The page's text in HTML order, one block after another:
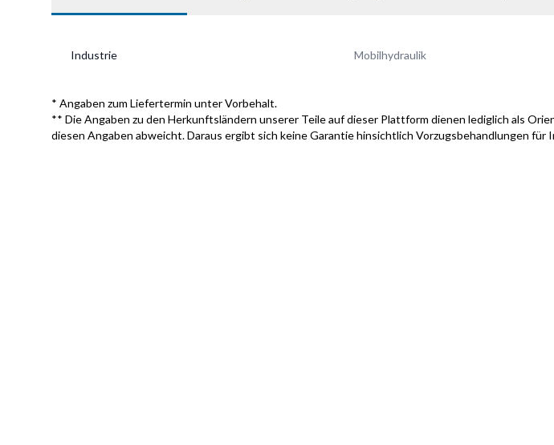
Industrie Mobilhydraulik
* Angaben zum Liefertermin unter Vorbehalt.
** Die Angaben zu den Herkunftsländern unserer Teile auf dieser Plattform dienen lediglich als
diesen Angaben abweicht. Daraus ergibt sich keine Garantie hinsichtlich Vorzugsbehandlungen